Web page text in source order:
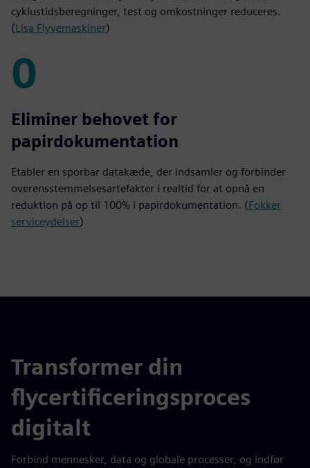
cyklustidsberegninger, test og omkostninger reduceres.
(Lisa Flyvemaskiner)
0
0
Eliminer behovet for
papirdokumentation
Etabler en sporbar datakæde, der indsamler og forbinder
overensstemmelsesartefakter i realtid for at opnå en
reduktion på op til 100% i papirdokumentation. (Fokker
serviceydelser)
Transformer din
flycertificeringsproces
digitalt
Forbind mennesker, data og globale processer, og indfør